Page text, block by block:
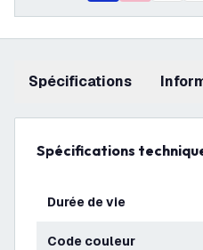
Spécifications
Spécifications
Durée de vie
Code couleur